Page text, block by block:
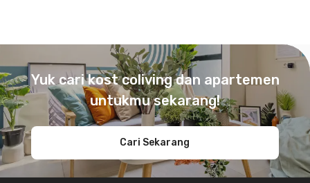
Yuk cari kost coliving dan apartemen
untukmu sekarang!
Cari Sekarang